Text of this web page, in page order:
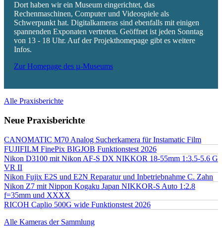
Dort haben wir ein Museum eingerichtet, das
Rechenmaschinen, Computer und Videospiele als
Schwerpunkt hat. Digitalkameras sind ebenfalls mit einigen
spannenden Exponaten vertreten. Geöffnet ist jeden Sonntag
von 13 - 18 Uhr. Auf der Projekthomepage gibt es weitere
Infos.
Zur Homepage des µ-Museums
Alle Praxisberichte
Neue Praxisberichte
CANOMATIC M70 Analog Sucherkamera für Instamatic Film
FUJIFILM FinePix BIGJOB Funktionstest 2026
Nikon D3100 mit Nikon AF-S DX NIKKOR 18-55mm 1:3.5-5.6 G
VR II
Nikon Fujix E2S und E2N Reparatur und Inbetriebnahme C. Zahn
Nikon Z7 mit Nippon Kogaku Japan NIKKOR-S Auto 1:2.8
f=35mm und XXXX
RICOH Caplio 500G wide Funktionstest 2026
Alle Kameras der Sammlung